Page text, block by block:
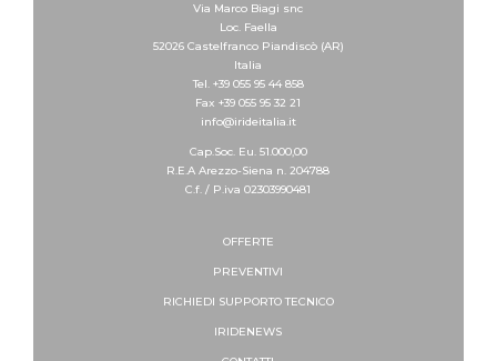
Via Marco Biagi snc
Loc. Faella
52026 Castelfranco Piandiscò (AR)
Italia
Tel. +39 055 95 44 858
Fax +39 055 95 32 21
info@irideitalia.it
Cap.Soc. Eu. 51.000,00
R.E.A Arezzo-Siena n. 204788
C.f. / P.iva 02303990481
OFFERTE
PREVENTIVI
RICHIEDI SUPPORTOTECNICO
IRIDENEWS